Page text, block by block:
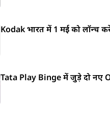
Kodak भारत में 1 मई को लॉन्च
Tata Play Binge में जुड़े दो नए